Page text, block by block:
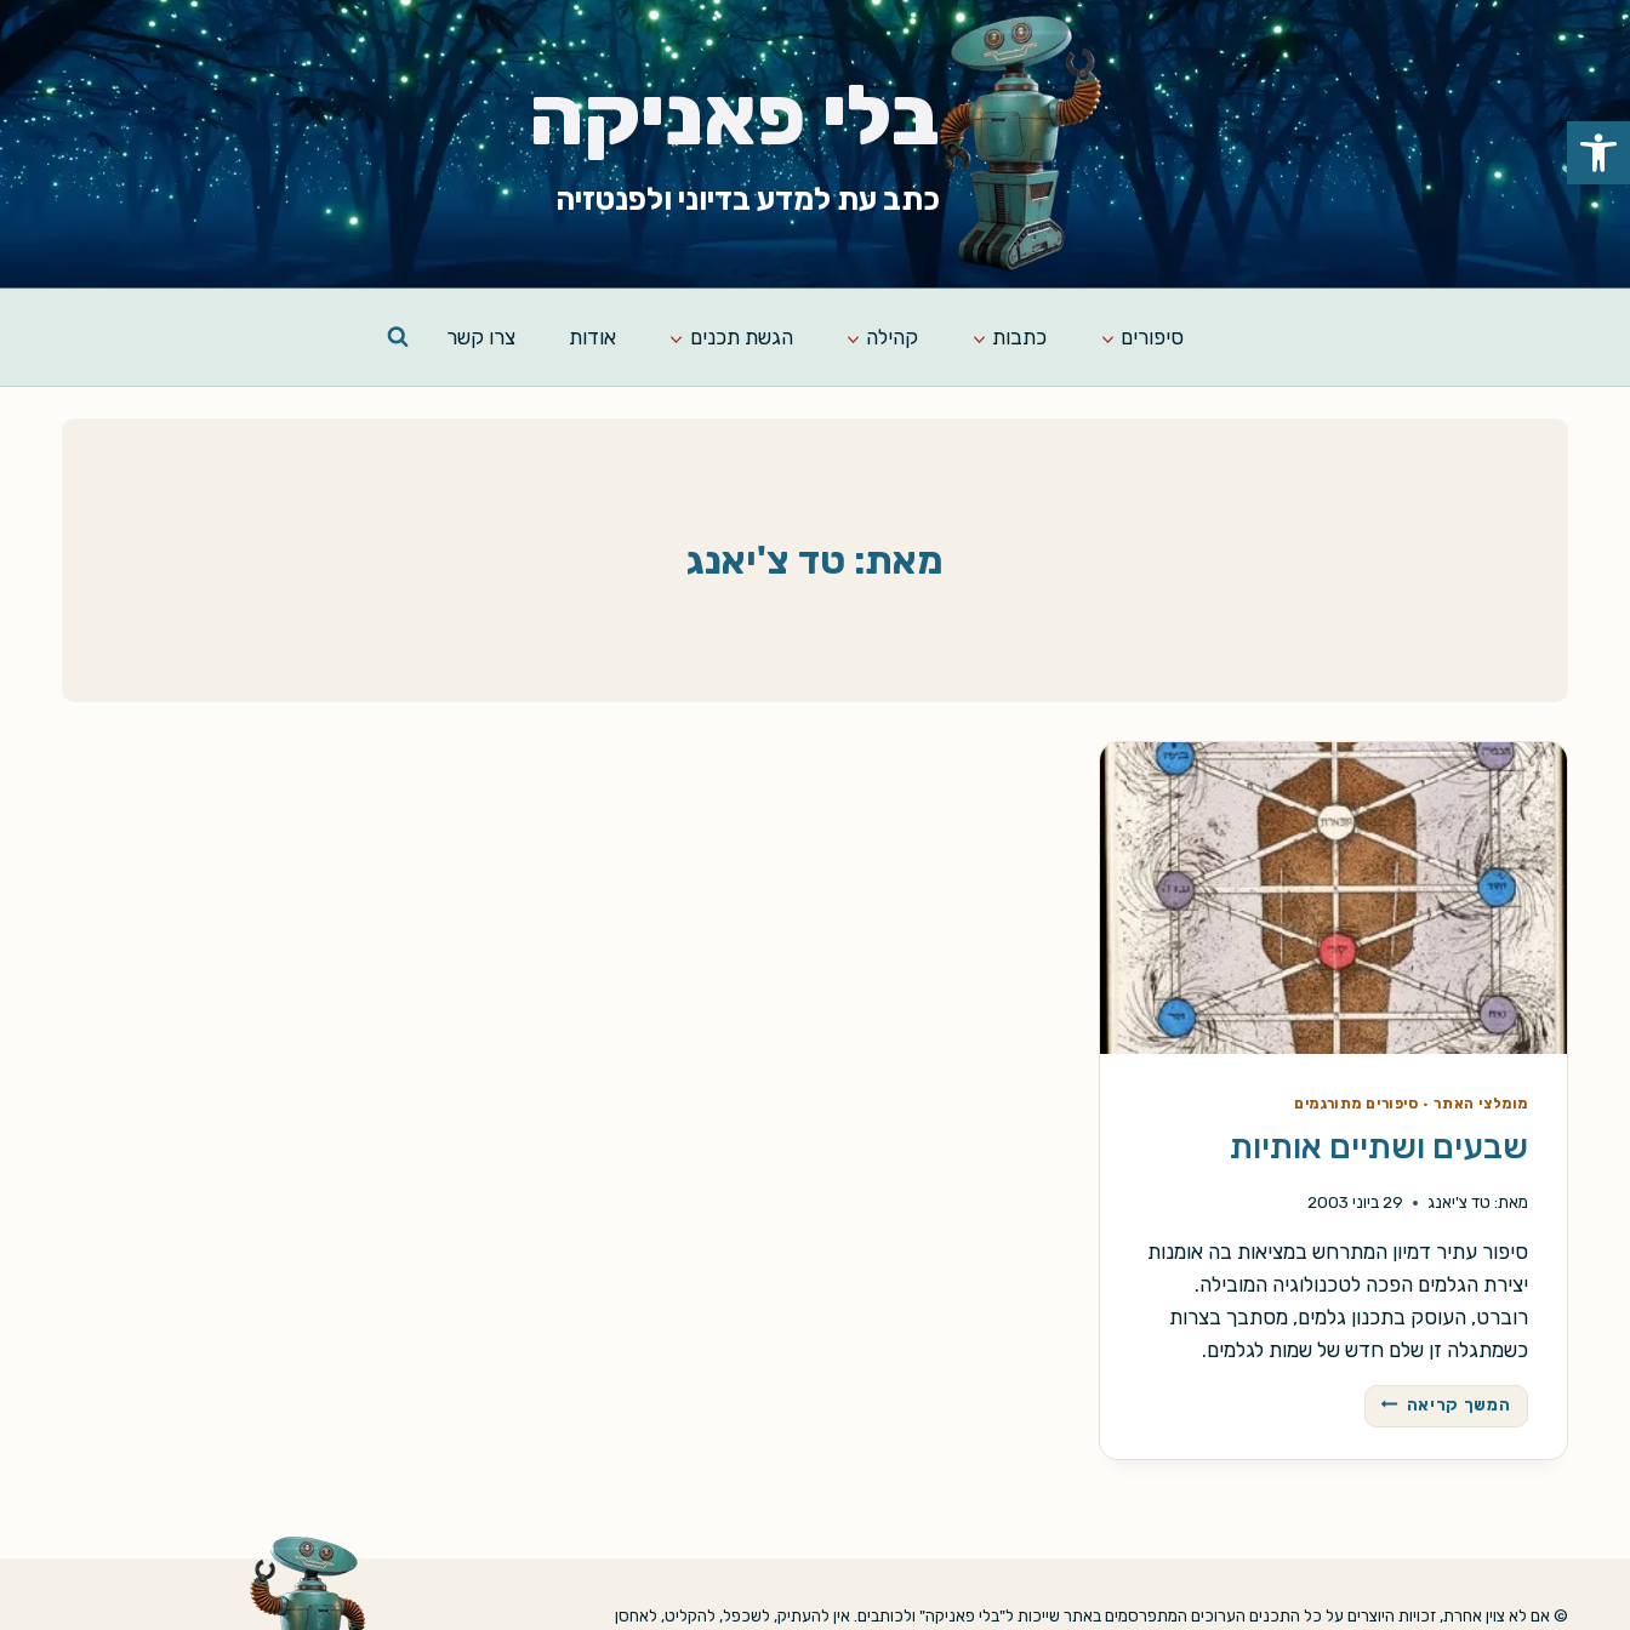
Skip
content
בלי פאניקה
כתב עת למדע בדיוני ולפנטזיה
סיפורים כתבות קהילה הגשת תכנים אודות צרו קשר
מאת: טד צ'יאנג
מומלצי האתר· סיפורים מתורגמים
שבעים ושתיים אותיות
מאת: טד צ'יאנג 29 ביוני 2003
סיפור עתיר דמיון המתרחש במציאות בה אומנות
יצירת הגלמים הפכה לטכנולוגיה המובילה.
רוברט, העוסק בתכנון גלמים, מסתבך בצרות
כשמתגלה זן שלם חדש של שמות לגלמים.
המשך קריאה שבעים
ושתיים
© אם לא צוין אחרת, זכויות היוצרים על כל התכנים הערוכים המתפרסמים באתר שייכות ל"בלי פאניקה" ולכותבים. אין להעתיק, לשכפל, להקליט, לאחסן
פתח סרגל נגישות